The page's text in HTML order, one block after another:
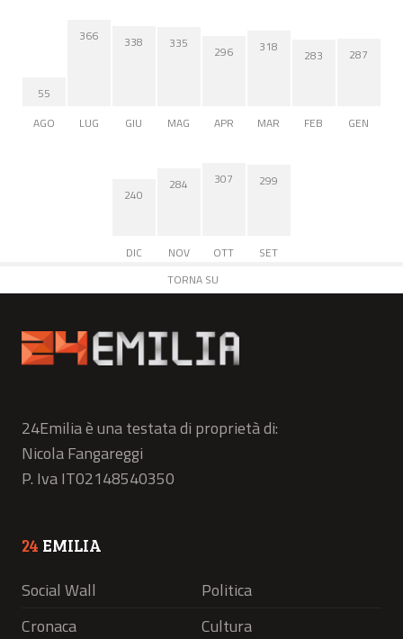
55
AGO
366
LUG
338
GIU
335
MAG
296
APR
318
MAR
283
FEB
287
GEN
240
DIC
284
NOV
307
OTT
299
SET
TORNA SU
24Emilia è una testata di proprietà di:
Nicola Fangareggi
P. Iva IT02148540350
24 EMILIA
Social Wall
Politica
Cronaca
Cultura